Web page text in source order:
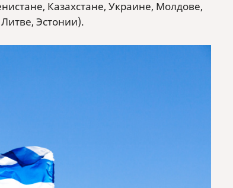
Казахстане, Украине, Молдове,
Эстонии).